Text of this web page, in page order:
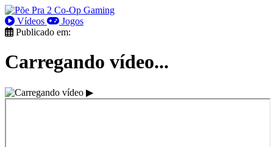
Vídeos
Jogos
Publicado em:
Carregando vídeo...
▶